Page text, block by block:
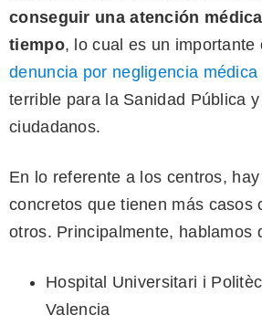
conseguir una atención
tiempo, lo cual es un importante
denuncia por negligencia médica
terrible para la Sanidad Pública
ciudadanos.
En lo referente a los centros,
concretos que tienen más casos
otros. Principalmente, hablamos
Hospital Universitari i
Valencia